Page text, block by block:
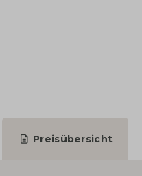
Preisübersicht